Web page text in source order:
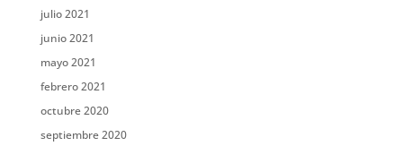
julio 2021
junio 2021
mayo 2021
febrero 2021
octubre 2020
septiembre 2020